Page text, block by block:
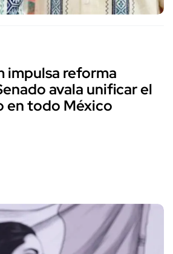
impulsa reforma
avala unificar el
en todo México